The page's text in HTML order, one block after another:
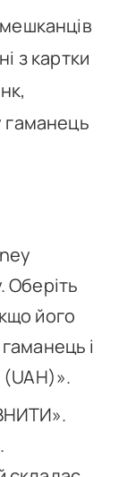
з картки
гаманець
його
і
(UAH)».